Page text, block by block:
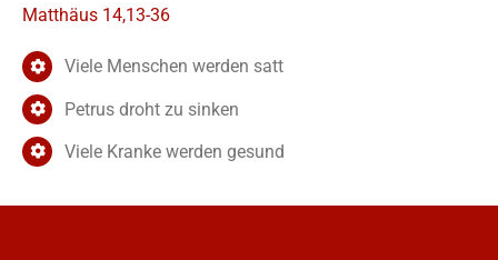
Matthäus 14,13-36
Viele Menschen werden satt
Petrus droht zu sinken
Viele Kranke werden gesund